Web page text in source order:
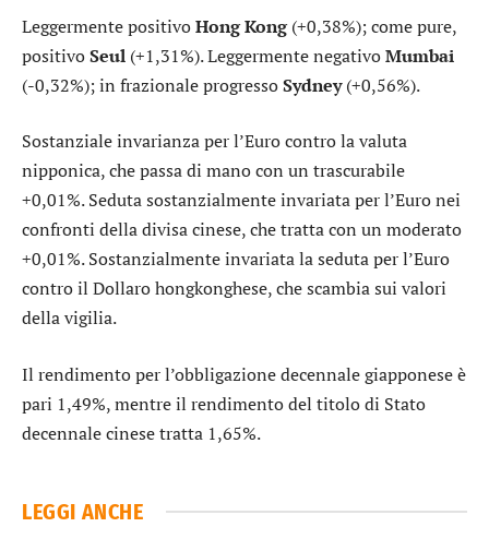
Leggermente positivoHong Kong(+0,38%); come pure,
positivoSeul (+1,31%). Leggermente negativoMumbai
(-0,32%); in frazionale progressoSydney(+0,56%).
Sostanziale invarianza per l’Euro contro la valuta
nipponica, che passa di mano con un trascurabile
+0,01%. Seduta sostanzialmente invariata per l’Euro nei
confronti della divisa cinese, che tratta con un moderato
+0,01%. Sostanzialmente invariata la seduta per l’Euro
contro il Dollaro hongkonghese, che scambia sui valori
della vigilia.
Il rendimento per l’obbligazione decennale giapponeseè
pari 1,49%, mentre il rendimento del titolo di Stato
decennale cinesetratta 1,65%.
LEGGI ANCHE